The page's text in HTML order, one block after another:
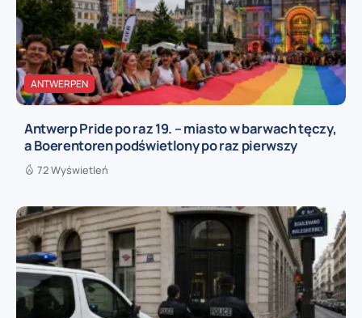
ANTWERPEN
Antwerp Pride po raz 19. – miasto w barwach tęczy,
a Boerentoren podświetlony po raz pierwszy
72 Wyświetleń